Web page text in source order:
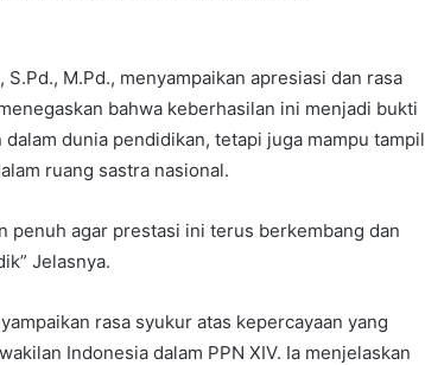
S.Pd., M.Pd., menyampaikan apresiasi dan rasa
bahwa keberhasilan ini menjadi bukti
dunia pendidikan, tetapi juga mampu tampil
ruang sastra nasional.
penuh agar prestasi ini terus berkembang dan
Jelasnya.
rasa syukur atas kepercayaan yang
Indonesia dalam PPN XIV. Ia menjelaskan